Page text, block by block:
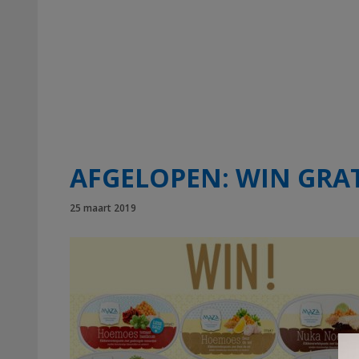
AFGELOPEN: WIN
25 maart 2019